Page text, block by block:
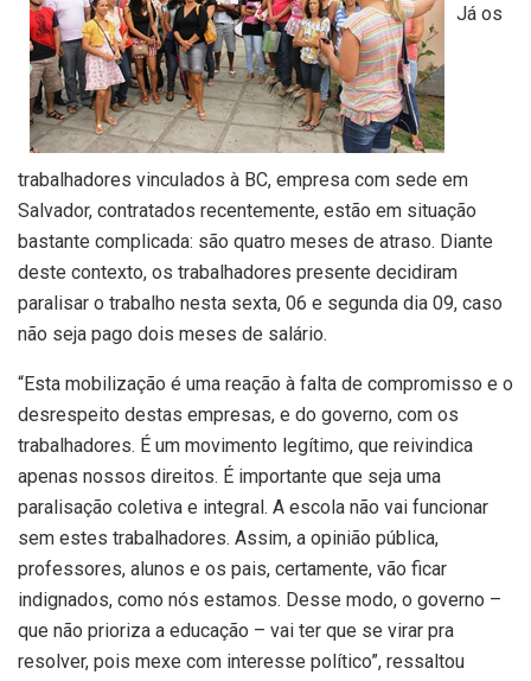
Já os
trabalhadores vinculados à BC, empresa com sede em
Salvador, contratados recentemente, estão em situação
bastante complicada: são quatro meses de atraso. Diante
deste contexto, os trabalhadores presente decidiram
paralisar o trabalho nesta sexta, 06 e segunda dia 09, caso
não seja pago dois meses de salário.
“Esta mobilização é uma reação à falta de compromisso e o
desrespeito destas empresas, e do governo, com os
trabalhadores. É um movimento legítimo, que reivindica
apenas nossos direitos. É importante que seja uma
paralisação coletiva e integral. A escola não vai funcionar
sem estes trabalhadores. Assim, a opinião pública,
professores, alunos e os pais, certamente, vão ficar
indignados, como nós estamos. Desse modo, o governo –
que não prioriza a educação – vai ter que se virar pra
resolver, pois mexe com interesse político”, ressaltou